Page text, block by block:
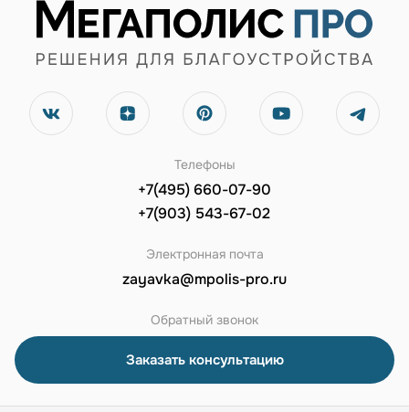
Телефоны
+7(495) 660-07-90
+7(903) 543-67-02
Электронная почта
zayavka@mpolis-pro.ru
Обратный звонок
Заказать консультацию